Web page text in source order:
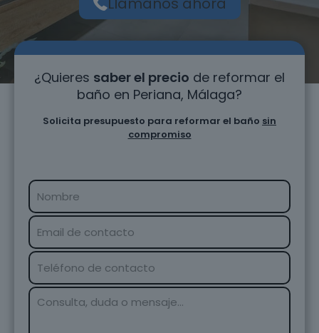
¿Quieres saber el precio de reformar el
baño en Periana, Málaga?
Solicita presupuesto para reformar el baño sin
compromiso